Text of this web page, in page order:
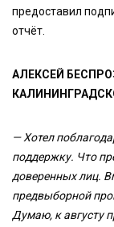
предоставил
отчёт.
АЛЕКСЕЙ
— Хотел
поддержку. Что
доверенных лиц.
предвыборной
Думаю, к августу